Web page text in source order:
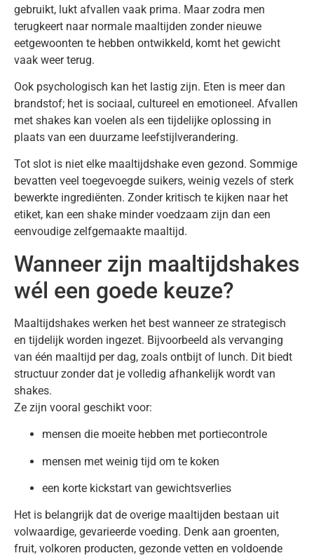
gebruikt, lukt afvallen vaak prima. Maar zodra men
terugkeert naar normale maaltijden zonder nieuwe
eetgewoonten te hebben ontwikkeld, komt het gewicht
vaak weer terug.
Ook psychologisch kan het lastig zijn. Eten is meer dan
brandstof; het is sociaal, cultureel en emotioneel. Afvallen
met shakes kan voelen als een tijdelijke oplossing in
plaats van een duurzame leefstijlverandering.
Tot slot is niet elke maaltijdshake even gezond. Sommige
bevatten veel toegevoegde suikers, weinig vezels of sterk
bewerkte ingrediënten. Zonder kritisch te kijken naar het
etiket, kan een shake minder voedzaam zijn dan een
eenvoudige zelfgemaakte maaltijd.
Wanneer zijn maaltijdshakes
wél een goede keuze?
Maaltijdshakes werken het best wanneer ze strategisch
en tijdelijk worden ingezet. Bijvoorbeeld als vervanging
van één maaltijd per dag, zoals ontbijt of lunch. Dit biedt
structuur zonder dat je volledig afhankelijk wordt van
shakes.
Ze zijn vooral geschikt voor:
mensen die moeite hebben met portiecontrole
mensen met weinig tijd om te koken
een korte kickstart van gewichtsverlies
Het is belangrijk dat de overige maaltijden bestaan uit
volwaardige, gevarieerde voeding. Denk aan groenten,
fruit, volkoren producten, gezonde vetten en voldoende